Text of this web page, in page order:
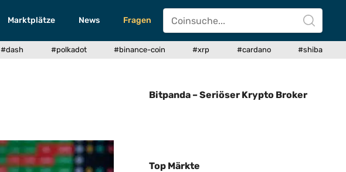
Marktplätze News Fragen
#dash #polkadot #binance-coin #xrp #cardano #shiba
Bitpanda – Seriöser Krypto Broker
Top Märkte